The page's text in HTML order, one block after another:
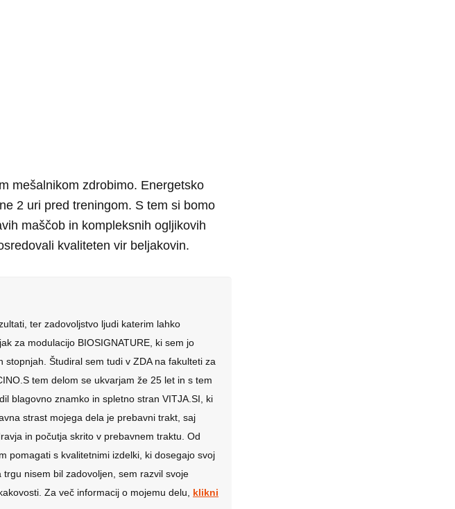
mešalnikom zdrobimo. Energetsko
2 uri pred treningom. S tem si bomo
maščob in kompleksnih ogljikovih
kvaliteten vir beljakovin.
ter zadovoljstvo ljudi katerim lahko
za modulacijo BIOSIGNATURE, ki sem jo
stopnjah. Študiral sem tudi v ZDA na fakulteti za
tem delom se ukvarjam že 25 let in s tem
blagovno znamko in spletno stran VITJA.SI, ki
strast mojega dela je prebavni trakt, saj
in počutja skrito v prebavnem traktu. Od
pomagati s kvalitetnimi izdelki, ki dosegajo svoj
trgu nisem bil zadovoljen, sem razvil svoje
Za več informacij o mojemu delu, klikni